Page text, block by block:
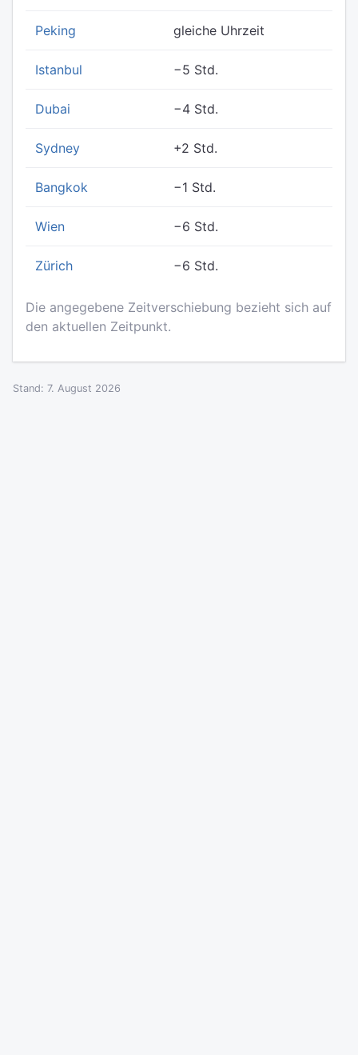
Peking gleiche Uhrzeit
Istanbul −5 Std.
Dubai −4 Std.
Sydney +2 Std.
Bangkok −1 Std.
Wien −6 Std.
Zürich −6 Std.
Die angegebene Zeitverschiebung bezieht sich auf
den aktuellen Zeitpunkt.
Stand: 7. August 2026